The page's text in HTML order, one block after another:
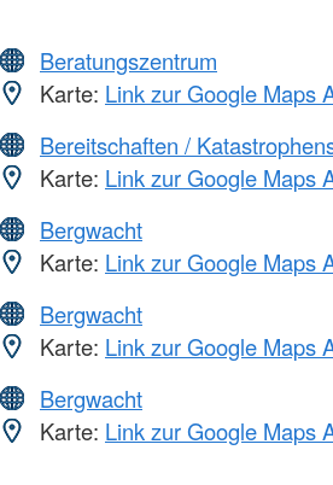
Beratungszentrum
Karte: Link zur Google Maps
Bereitschaften /
Karte: Link zur Google Maps
Bergwacht
Karte: Link zur Google Maps
Bergwacht
Karte: Link zur Google Maps
Bergwacht
Karte: Link zur Google Maps